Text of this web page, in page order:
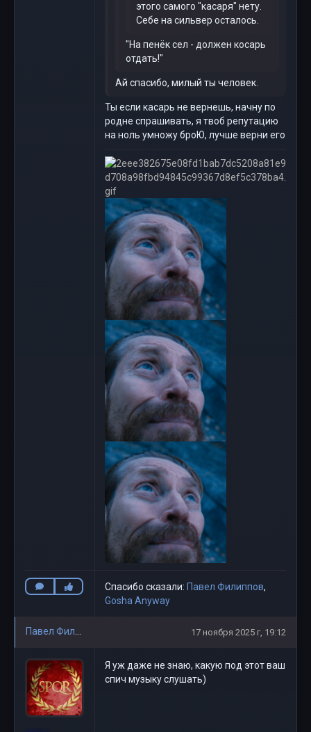
этого самого "касаря" нету.
Себе на сильвер осталось.
"На пенёк сел - должен косарь
отдать!"
Ай спасибо, милый ты человек.
Ты если касарь не вернешь, начну по
родне спрашивать, я твоб репутацию
на ноль умножу броЮ, лучше верни его
Спасибо сказали: Павел Филиппов,
Gosha Anyway
17 ноября 2025 г, 19:12
Я уж даже не знаю, какую под этот ваш
спич музыку слушать)